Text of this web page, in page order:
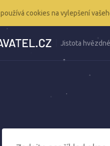
cookies na vylepšení
Jistota